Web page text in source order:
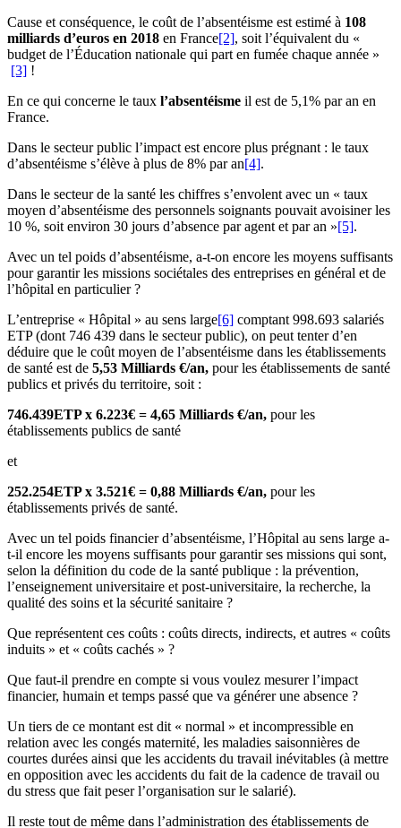
Cause et conséquence, le coût de l’absentéisme est estimé à 108
milliards d’euros en 2018 en France[2], soit l’équivalent du «
budget de l’Éducation nationale qui part en fumée chaque année »
[3] !
En ce qui concerne le taux l’absentéisme il est de 5,1% par an en
France.
Dans le secteur public l’impact est encore plus prégnant : le taux
d’absentéisme s’élève à plus de 8% par an[4].
Dans le secteur de la santé les chiffres s’envolent avec un « taux
moyen d’absentéisme des personnels soignants pouvait avoisiner les
10 %, soit environ 30 jours d’absence par agent et par an »[5].
Avec un tel poids d’absentéisme, a-t-on encore les moyens suffisants
pour garantir les missions sociétales des entreprises en général et de
l’hôpital en particulier ?
L’entreprise « Hôpital » au sens large[6] comptant 998.693 salariés
ETP (dont 746 439 dans le secteur public), on peut tenter d’en
déduire que le coût moyen de l’absentéisme dans les établissements
de santé est de 5,53 Milliards €/an, pour les établissements de santé
publics et privés du territoire, soit :
746.439ETP x 6.223€ = 4,65 Milliards €/an, pour les
établissements publics de santé
et
252.254ETP x 3.521€ = 0,88 Milliards €/an, pour les
établissements privés de santé.
Avec un tel poids financier d’absentéisme, l’Hôpital au sens large a-
t-il encore les moyens suffisants pour garantir ses missions qui sont,
selon la définition du code de la santé publique : la prévention,
l’enseignement universitaire et post-universitaire, la recherche, la
qualité des soins et la sécurité sanitaire ?
Que représentent ces coûts : coûts directs, indirects, et autres « coûts
induits » et « coûts cachés » ?
Que faut-il prendre en compte si vous voulez mesurer l’impact
financier, humain et temps passé que va générer une absence ?
Un tiers de ce montant est dit « normal » et incompressible en
relation avec les congés maternité, les maladies saisonnières de
courtes durées ainsi que les accidents du travail inévitables (à mettre
en opposition avec les accidents du fait de la cadence de travail ou
du stress que fait peser l’organisation sur le salarié).
Il reste tout de même dans l’administration des établissements de